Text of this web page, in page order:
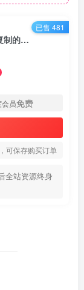
淘宝可复制的微付费起店打法，带你掌握可复制的微付费起店打法
员免费
可保存购买订单
全站资源终身
已售 481